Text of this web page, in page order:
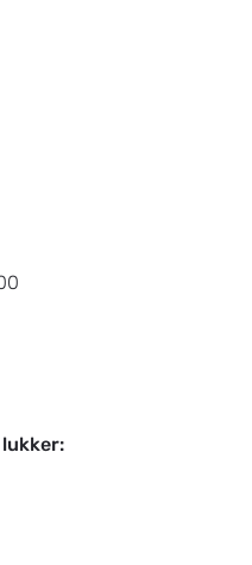
hegn.
stolper.
kendt under
og